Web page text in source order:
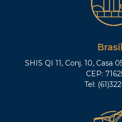
SHIS QI 11, Conj. 10, Casa
CEP:
Tel: